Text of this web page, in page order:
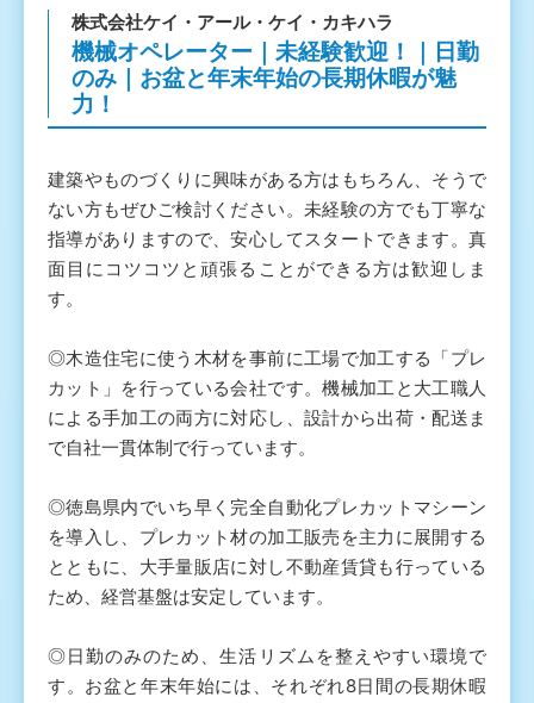
株式会社ケイ・アール・ケイ・カキハラ
機械オペレーター｜未経験歓迎！｜日勤
のみ｜お盆と年末年始の長期休暇が魅
力！
建築やものづくりに興味がある方はもちろん、そうで
ない方もぜひご検討ください。未経験の方でも丁寧な
指導がありますので、安心してスタートできます。真
面目にコツコツと頑張ることができる方は歓迎しま
す。
◎木造住宅に使う木材を事前に工場で加工する「プレ
カット」を行っている会社です。機械加工と大工職人
による手加工の両方に対応し、設計から出荷・配送ま
で自社一貫体制で行っています。
◎徳島県内でいち早く完全自動化プレカットマシーン
を導入し、プレカット材の加工販売を主力に展開する
とともに、大手量販店に対し不動産賃貸も行っている
ため、経営基盤は安定しています。
◎日勤のみのため、生活リズムを整えやすい環境で
す。お盆と年末年始には、それぞれ8日間の長期休暇